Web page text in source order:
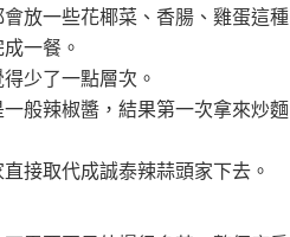
放一些花椰菜、香腸、雞蛋這種
一餐。
少了一點層次。
般辣椒醬，結果第一次拿來炒麵
接取代成誠泰辣蒜頭家下去。